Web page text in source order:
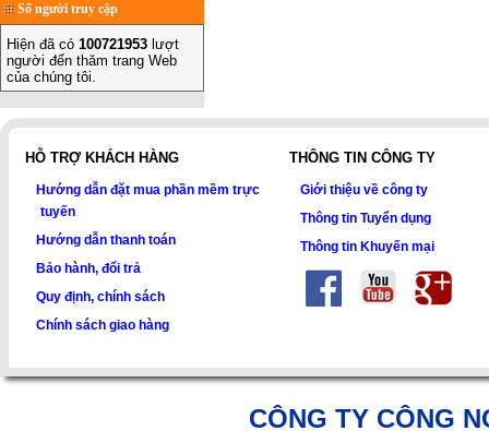
Số người truy cập
Hiện đã có 100721953 lượt
người đến thăm trang Web
của chúng tôi.
HỖ TRỢ KHÁCH HÀNG
Hướng dẫn đặt mua phần mềm trực
tuyến
Hướng dẫn thanh toán
Bảo hành, đổi trả
Quy định, chính sách
Chính sách giao hàng
THÔNG TIN CÔNG TY
Giới thiệu về công ty
Thông tin Tuyển dụng
Thông tin Khuyến mại
CÔNG TY CÔNG